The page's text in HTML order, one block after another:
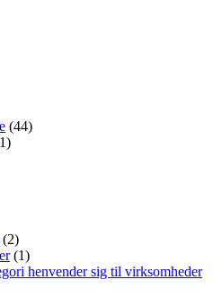
(44)
(2)
(1)
henvender sig til virksomheder